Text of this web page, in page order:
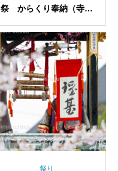
祭 からくり奉納（寺内
祭り